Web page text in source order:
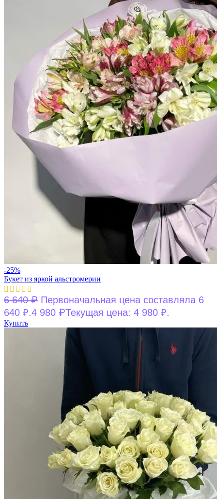
-25%
Букет из яркой альстромерии
6 640₽ Первоначальная цена составляла 6
640 ₽.4 980 ₽Текущая цена: 4 980 ₽.
Купить